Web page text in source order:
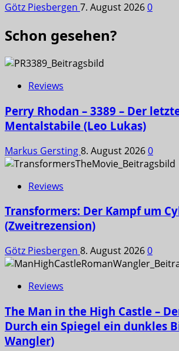
Götz Piesbergen 7. August 20260
Schon gesehen?
Reviews
Perry Rhodan – 3389 – Der
Mentalstabile (Leo Lukas)
Markus Gersting8. August 20260
Reviews
Transformers: Der Kampf um
(Zweitrezension)
Götz Piesbergen 8. August 20260
Reviews
The Man in the High Castle –
Durch ein Spiegel ein dunkles
Wangler)